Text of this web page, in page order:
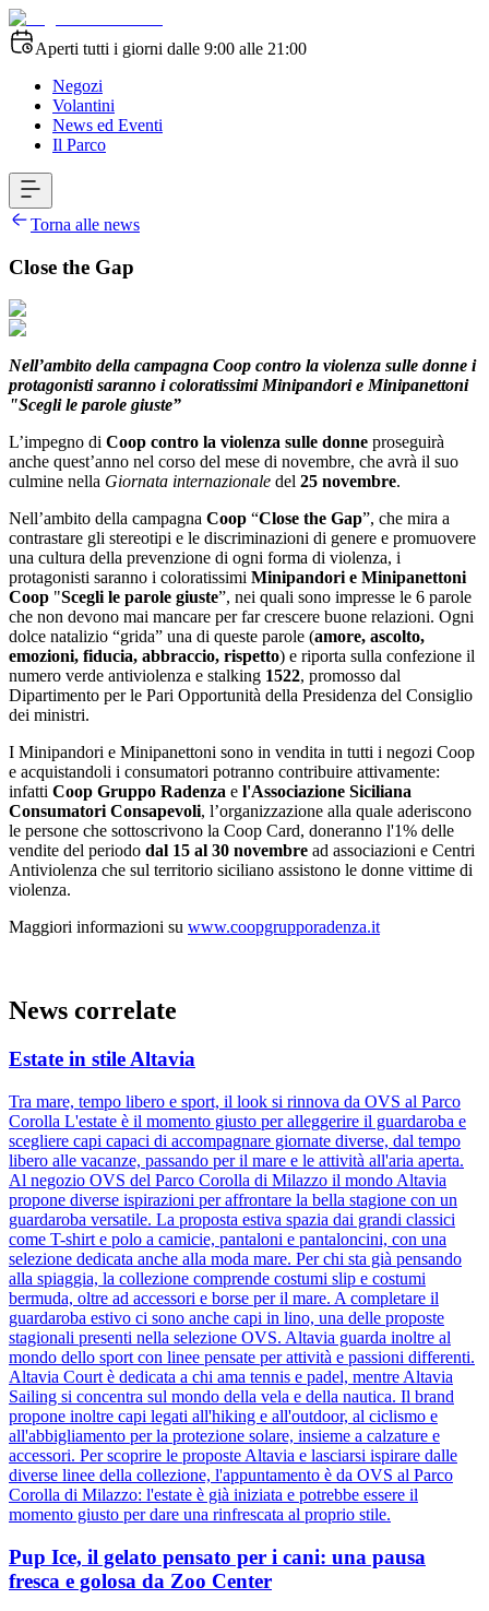
Aperti tutti i giorni dalle 9:00 alle 21:00
Negozi
Volantini
News ed Eventi
Il Parco
Torna alle news
Close the Gap
Nell’ambito della campagna Coop contro la violenza sulle donne i
protagonisti saranno i coloratissimi Minipandori e Minipanettoni
"Scegli le parole giuste”
L’impegno di Coop contro la violenza sulle donne proseguirà
anche quest’anno nel corso del mese di novembre, che avrà il suo
culmine nella Giornata internazionale del 25 novembre.
Nell’ambito della campagna Coop “Close the Gap”, che mira a
contrastare gli stereotipi e le discriminazioni di genere e promuovere
una cultura della prevenzione di ogni forma di violenza, i
protagonisti saranno i coloratissimi Minipandori e Minipanettoni
Coop "Scegli le parole giuste”, nei quali sono impresse le 6 parole
che non devono mai mancare per far crescere buone relazioni. Ogni
dolce natalizio “grida” una di queste parole (amore, ascolto,
emozioni, fiducia, abbraccio, rispetto) e riporta sulla confezione il
numero verde antiviolenza e stalking 1522, promosso dal
Dipartimento per le Pari Opportunità della Presidenza del Consiglio
dei ministri.
I Minipandori e Minipanettoni sono in vendita in tutti i negozi Coop
e acquistandoli i consumatori potranno contribuire attivamente:
infatti Coop Gruppo Radenza e l'Associazione Siciliana
Consumatori Consapevoli, l’organizzazione alla quale aderiscono
le persone che sottoscrivono la Coop Card, doneranno l'1% delle
vendite del periodo dal 15 al 30 novembre ad associazioni e Centri
Antiviolenza che sul territorio siciliano assistono le donne vittime di
violenza.
Maggiori informazioni su www.coopgrupporadenza.it
News correlate
Estate in stile Altavia
Tra mare, tempo libero e sport, il look si rinnova da OVS al Parco
Corolla L'estate è il momento giusto per alleggerire il guardaroba e
scegliere capi capaci di accompagnare giornate diverse, dal tempo
libero alle vacanze, passando per il mare e le attività all'aria aperta.
Al negozio OVS del Parco Corolla di Milazzo il mondo Altavia
propone diverse ispirazioni per affrontare la bella stagione con un
guardaroba versatile. La proposta estiva spazia dai grandi classici
come T-shirt e polo a camicie, pantaloni e pantaloncini, con una
selezione dedicata anche alla moda mare. Per chi sta già pensando
alla spiaggia, la collezione comprende costumi slip e costumi
bermuda, oltre ad accessori e borse per il mare. A completare il
guardaroba estivo ci sono anche capi in lino, una delle proposte
stagionali presenti nella selezione OVS. Altavia guarda inoltre al
mondo dello sport con linee pensate per attività e passioni differenti.
Altavia Court è dedicata a chi ama tennis e padel, mentre Altavia
Sailing si concentra sul mondo della vela e della nautica. Il brand
propone inoltre capi legati all'hiking e all'outdoor, al ciclismo e
all'abbigliamento per la protezione solare, insieme a calzature e
accessori. Per scoprire le proposte Altavia e lasciarsi ispirare dalle
diverse linee della collezione, l'appuntamento è da OVS al Parco
Corolla di Milazzo: l'estate è già iniziata e potrebbe essere il
momento giusto per dare una rinfrescata al proprio stile.
Pup Ice, il gelato pensato per i cani: una pausa
fresca e golosa da Zoo Center